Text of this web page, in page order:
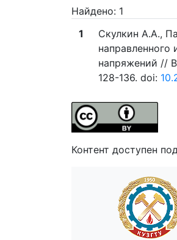
Найдено: 1
1
Скулкин А.А.,
направленного
напряжений //
128-136. doi:
Контент доступен